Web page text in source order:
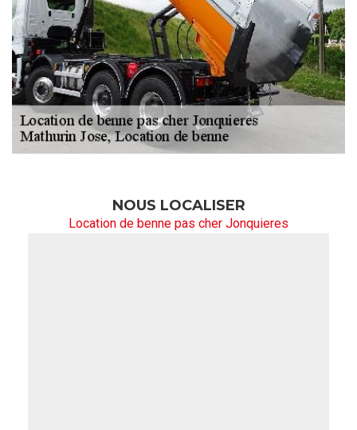
NOUS LOCALISER
Location de benne pas cher Jonquieres